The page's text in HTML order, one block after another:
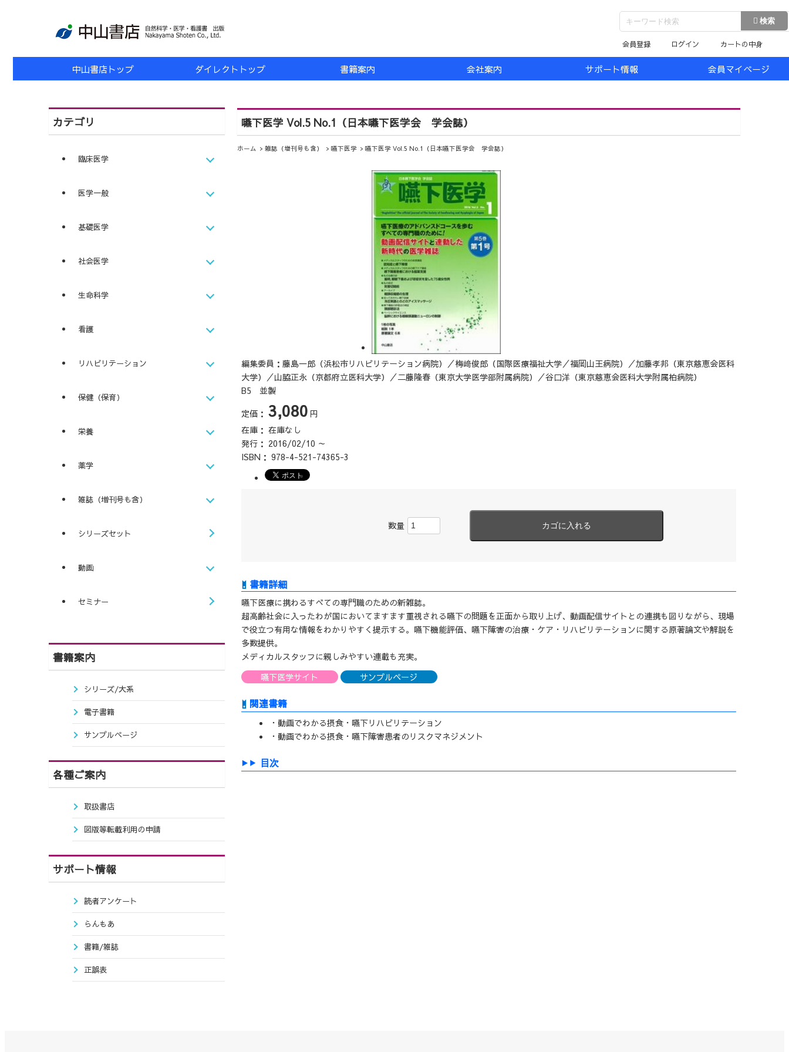
会員登録 ログイン カートの中身
中山書店トップ ダイレクトトップ 書籍案内 会社案内 サポート情報 会員マイページ
嚥下医学 Vol.5 No.1（日本嚥下医学会 学会誌）
ホーム 雑誌（増刊号も含） 嚥下医学 嚥下医学 Vol.5 No.1（日本嚥下医学会 学会誌）
編集委員：藤島一郎（浜松市リハビリテーション病院）／梅﨑俊郎（国際医療福祉大学／福岡山王病院）／加藤孝邦（東京慈恵会医科
大学）／山脇正永（京都府立医科大学）／二藤隆春（東京大学医学部附属病院）／谷口洋（東京慈恵会医科大学附属柏病院）
B5 並製
定価： 3,080 円
在庫： 在庫なし
発行： 2016/02/10 ～
ISBN： 978-4-521-74365-3
数量
嚥下医療に携わるすべての専門職のための新雑誌。
超高齢社会に入ったわが国においてますます重視される嚥下の問題を正面から取り上げ、動画配信サイトとの連携も図りながら、現場
で役立つ有用な情報をわかりやすく提示する。嚥下機能評価、嚥下障害の治療・ケア・リハビリテーションに関する原著論文や解説を
多数提供。
メディカルスタッフに親しみやすい連載も充実。
嚥下医学サイト
サンプルページ
関連書籍
・動画でわかる摂食・嚥下リハビリテーション
・動画でわかる摂食・嚥下障害患者のリスクマネジメント
目次
カテゴリ
臨床医学
医学一般
基礎医学
社会医学
生命科学
看護
リハビリテーション
保健（保育）
栄養
薬学
雑誌（増刊号も含）
シリーズセット
動画
セミナー
書籍案内
シリーズ/大系
電子書籍
サンプルページ
各種ご案内
取扱書店
図版等転載利用の申請
サポート情報
読者アンケート
らんもあ
書籍/雑誌
正誤表